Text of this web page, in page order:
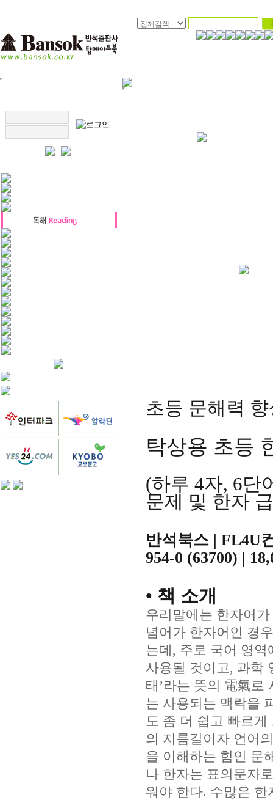
초등 문해력
탁상용 초등
(하루 4자, 6단
문제 및 한자
반석북스 | FL4U
954-0 (63700) |
• 책 소개
우리말에는 한자어
념어가 한자어인 경
는데 , 주로 국어 영
사용될 것이고, 과학
태 ’라는 뜻의 電氣로
는 사용되는 맥락을
도 좀 더 쉽고 빠르
의 지름길이자 언어
을 이해하는 힘인 문
나 한자는 표의문자로
워야 한다. 수많은 한